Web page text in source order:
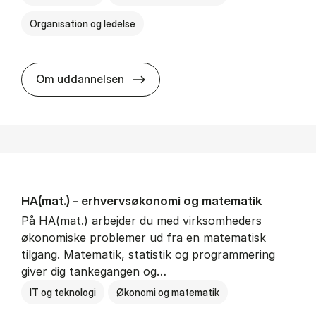
Organisation og ledelse
Om uddannelsen HA(it.) - erhvervs­økonomi og
HA(mat.) - erhvervs­økonomi og ma­te­ma­tik
På HA(mat.) arbejder du med virksomheders
økonomiske problemer ud fra en matematisk
tilgang. Matematik, statistik og programmering
giver dig tankegangen og…
IT og teknologi Økonomi og matematik